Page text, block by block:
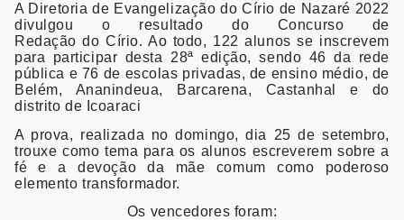
A Diretoria de Evangelização do Círio de Nazaré 2022
divulgou o resultado do Concurso de
Redação do Círio. Ao todo, 122 alunos se inscrevem
para participar desta 28ª edição, sendo 46 da rede
pública e 76 de escolas privadas, de ensino médio, de
Belém, Ananindeua, Barcarena, Castanhal e do
distrito de Icoaraci
A prova, realizada no domingo, dia 25 de setembro,
trouxe como tema para os alunos escreverem sobre a
fé e a devoção da mãe comum como poderoso
elemento transformador.
Os vencedores foram: